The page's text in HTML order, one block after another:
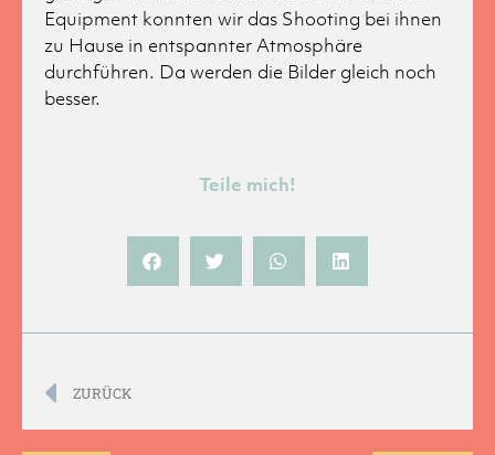
Equipment konnten wir das Shooting bei ihnen
zu Hause in entspannter Atmosphäre
durchführen. Da werden die Bilder gleich noch
besser.
Teile mich!
ZURÜCK